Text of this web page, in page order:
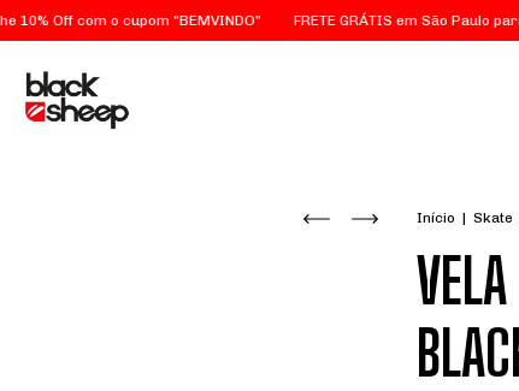
com o cupom "BEMVINDO" FRETE GRÁTIS em São Paulo para
Início | Skate